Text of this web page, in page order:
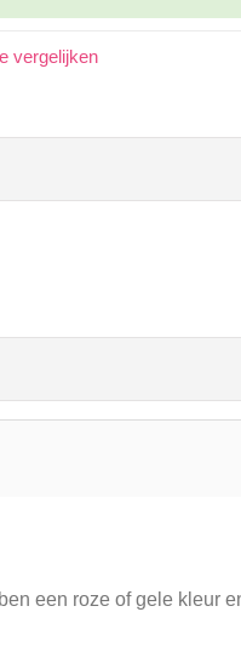
vergelijken
een roze of gele kleur